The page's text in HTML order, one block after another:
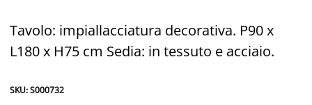
Tavolo: impiallacciatura decorativa. P90 x
L180 x H75 cm Sedia: in tessuto e acciaio.
SKU: S000732